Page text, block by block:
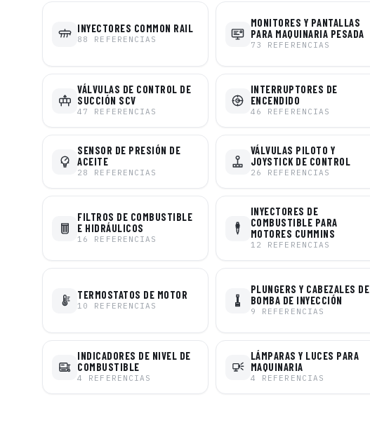
INYECTORES COMMON RAIL
88 REFERENCIAS
MONITORES Y PANTALLAS
PARA MAQUINARIA PESADA
73 REFERENCIAS
VÁLVULAS DE CONTROL DE
SUCCIÓN SCV
47 REFERENCIAS
INTERRUPTORES DE
ENCENDIDO
46 REFERENCIAS
SENSOR DE PRESIÓN DE
ACEITE
28 REFERENCIAS
VÁLVULAS PILOTO Y
JOYSTICK DE CONTROL
26 REFERENCIAS
FILTROS DE COMBUSTIBLE
E HIDRÁULICOS
16 REFERENCIAS
INYECTORES DE
COMBUSTIBLE PARA
MOTORES CUMMINS
12 REFERENCIAS
TERMOSTATOS DE MOTOR
10 REFERENCIAS
PLUNGERS Y CABEZALES DE
BOMBA DE INYECCIÓN
9 REFERENCIAS
INDICADORES DE NIVEL DE
COMBUSTIBLE
4 REFERENCIAS
LÁMPARAS Y LUCES PARA
MAQUINARIA
4 REFERENCIAS